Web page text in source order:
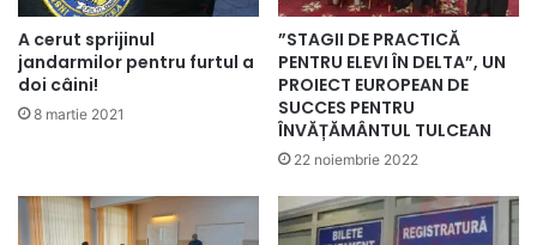
A cerut sprijinul
jandarmilor pentru furtul a
doi câini!
8 martie 2021
”STAGII DE PRACTICĂ
PENTRU ELEVI ÎN DELTA”, UN
PROIECT EUROPEAN DE
SUCCES PENTRU
ÎNVĂȚĂMÂNTUL TULCEAN
22 noiembrie 2022